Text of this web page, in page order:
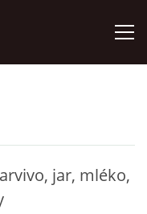
jar, mléko,